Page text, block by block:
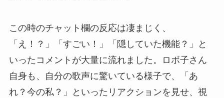
この時のチャット欄の反応は凄まじく、
「え！？」「すごい！」「隠していた機能？」と
いったコメントが大量に流れました。ロボ子さん
自身も、自分の歌声に驚いている様子で、「あ
れ？今の私？」といったリアクションを見せ、視